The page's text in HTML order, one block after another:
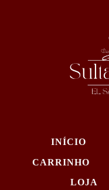
INÍCIO
CARRINHO
LOJA